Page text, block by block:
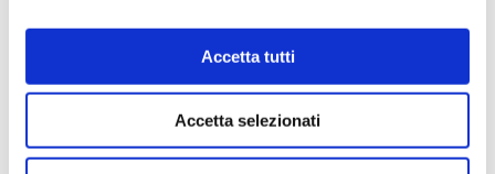
Accetta tutti
Accetta selezionati